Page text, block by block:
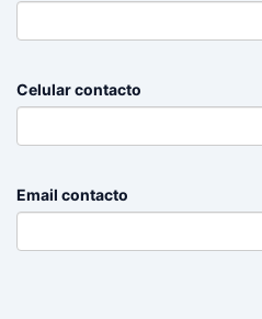
Celular contacto
Email contacto